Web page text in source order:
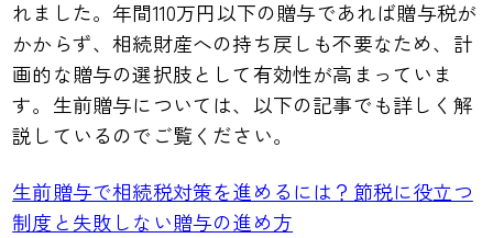
れました。年間110万円以下の贈与であれば贈与税が
かからず、相続財産への持ち戻しも不要なため、計
画的な贈与の選択肢として有効性が高まっていま
す。生前贈与については、以下の記事でも詳しく解
説しているのでご覧ください。
生前贈与で相続税対策を進めるには？節税に役立つ
制度と失敗しない贈与の進め方